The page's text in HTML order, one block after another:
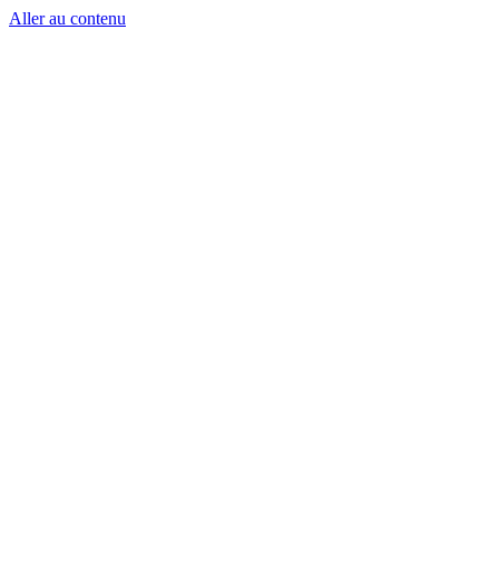
Aller au contenu